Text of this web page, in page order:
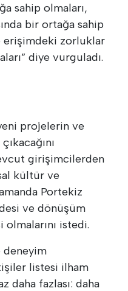
sahip olmaları,
bir ortağa sahip
erişimdeki zorluklar
diye vurguladı.
projelerin ve
girişimcilerden
kültür ve
Portekiz
ve dönüşüm
istedi.
deneyim
listesi ilham
daha fazlası: daha